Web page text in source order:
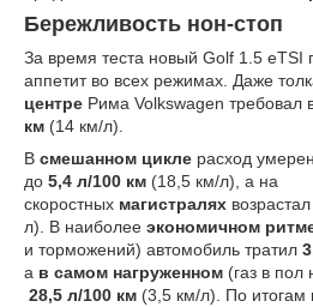
Бережливость нон-стоп
За время теста новый Golf 1.5 eTSI
аппетит во всех режимах. Даже
центре Рима Volkswagen требовал
км (14 км/л).
В смешанном цикле расход
до 5,4 л/100 км (18,5 км/л), а на
скоростных магистралях
л). В наиболее экономичном
и торможений) автомобиль тратил
а в самом нагруженном (газ в
28,5 л/100 км (3,5 км/л). По итогам